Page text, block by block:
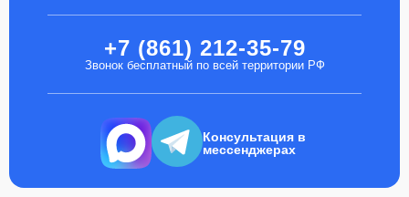
+7 (861) 212-35-79
Звонок бесплатный по всей территории РФ
Консультация в
мессенджерах